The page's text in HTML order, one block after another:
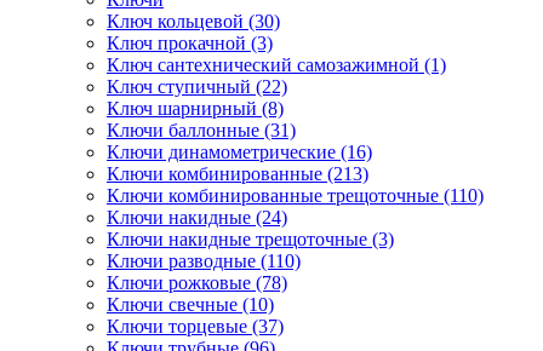
Ключ кольцевой (30)
Ключ прокачной (3)
Ключ сантехнический самозажимной (1)
Ключ ступичный (22)
Ключ шарнирный (8)
Ключи баллонные (31)
Ключи динамометрические (16)
Ключи комбинированные (213)
Ключи комбинированные трещоточные (110)
Ключи накидные (24)
Ключи накидные трещоточные (3)
Ключи разводные (110)
Ключи рожковые (78)
Ключи свечные (10)
Ключи торцевые (37)